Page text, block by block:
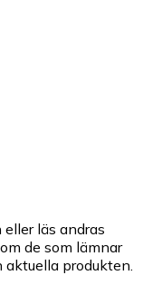
läs andras
de som lämnar
produkten.